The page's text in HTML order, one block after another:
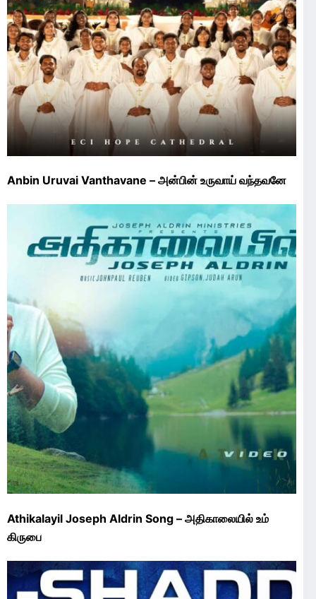
Anbin Uruvai Vanthavane – அன்பின் உருவாய் வந்தவனே
Athikalayil Joseph Aldrin Song – அதிகாலையில் உம்
கிருபை